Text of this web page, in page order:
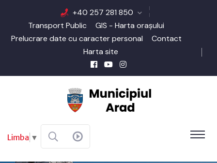
+40 257 281 850
Transport Public
GIS - Harta orașului
Prelucrare date cu caracter personal
Contact
Harta site
Limba ▼